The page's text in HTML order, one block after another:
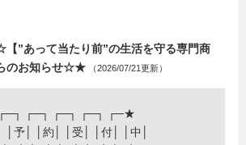
”あって当たり前”の生活を守る専門商
のお知らせ☆★ （2026/07/21更新）
┌─┐ ┌─┐ ┌─┐ ┌─★
予│ │約│ │受│ │付│ │中│